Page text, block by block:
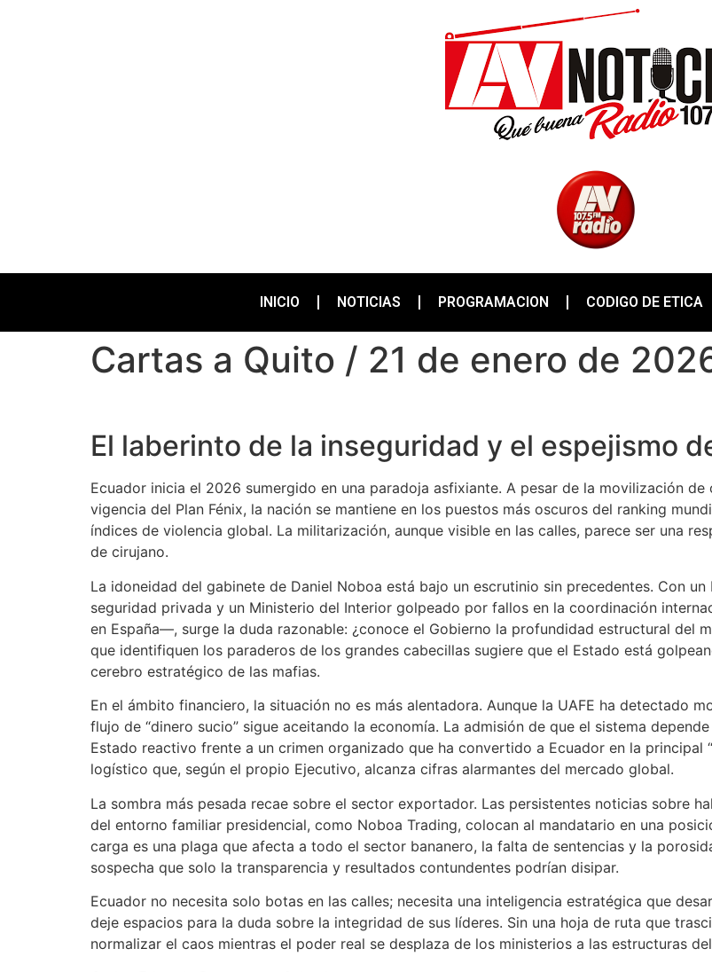
INICIO NOTICIAS PROGRAMACION CODIGO DE ETICA
Cartas a Quito / 21 de enero de
El laberinto de la inseguridad y el espejismo
Ecuador inicia el 2026 sumergido en una paradoja asfixiante. A pesar de la movilización
vigencia del Plan Fénix, la nación se mantiene en los puestos más oscuros del ranking
índices de violencia global. La militarización, aunque visible en las calles, parece ser una
de cirujano.
La idoneidad del gabinete de Daniel Noboa está bajo un escrutinio sin precedentes. Con
seguridad privada y un Ministerio del Interior golpeado por fallos en la coordinación
en España—, surge la duda razonable: ¿conoce el Gobierno la profundidad estructural del
que identifiquen los paraderos de los grandes cabecillas sugiere que el Estado está
cerebro estratégico de las mafias.
En el ámbito financiero, la situación no es más alentadora. Aunque la UAFE ha detectado
flujo de “dinero sucio” sigue aceitando la economía. La admisión de que el sistema
Estado reactivo frente a un crimen organizado que ha convertido a Ecuador en la principal
logístico que, según el propio Ejecutivo, alcanza cifras alarmantes del mercado global.
La sombra más pesada recae sobre el sector exportador. Las persistentes noticias sobre
del entorno familiar presidencial, como Noboa Trading, colocan al mandatario en una
carga es una plaga que afecta a todo el sector bananero, la falta de sentencias y la
sospecha que solo la transparencia y resultados contundentes podrían disipar.
Ecuador no necesita solo botas en las calles; necesita una inteligencia estratégica que
deje espacios para la duda sobre la integridad de sus líderes. Sin una hoja de ruta que
normalizar el caos mientras el poder real se desplaza de los ministerios a las estructuras